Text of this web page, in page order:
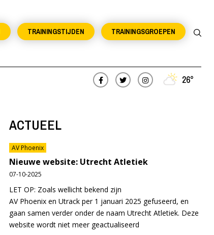
TRAININGSGROEPEN
TRAININGSTIJDEN
26°
ACTUEEL
AV Phoenix
Nieuwe website: Utrecht Atletiek
07-10-2025
LET OP: Zoals wellicht bekend zijn
AV Phoenix en Utrack per 1 januari 2025 gefuseerd, en
gaan samen verder onder de naam Utrecht Atletiek. Deze
website wordt niet meer geactualiseerd